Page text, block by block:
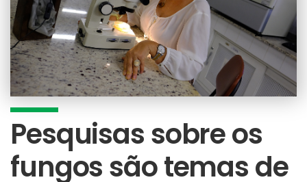
Pesquisas sobre os
fungos são temas de